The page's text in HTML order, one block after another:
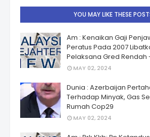
YOU MAY LIKE THESE
Am : Kenaikan Gaji
Peratus Pada 2007
Pelaksana Gred Rendah
MAY 02, 2024
Dunia : Azerbaijan
Terhadap Minyak, Gas
Rumah Cop29
MAY 02, 2024